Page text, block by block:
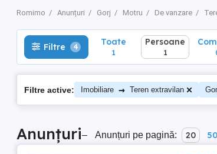
Romimo Anunțuri Gorj Motru De vanzare
Filtre 4 Toate
1
Persoane
1
Filtre active: Imobiliare → Teren extravilan
Anunțuri– Anunțuri pe pagină: 20 50